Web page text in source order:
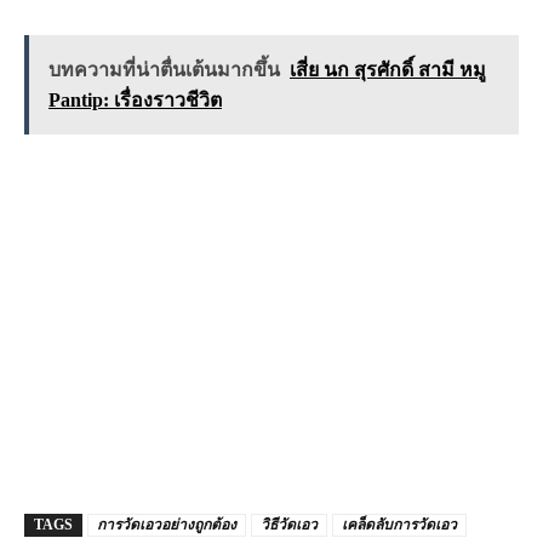
บทความที่น่าตื่นเต้นมากขึ้น เสี่ย นก สุรศักดิ์ สามี หมู
Pantip: เรื่องราวชีวิต
TAGS การวัดเอวอย่างถูกต้อง วิธีวัดเอว
เคล็ดลับการวัดเอว